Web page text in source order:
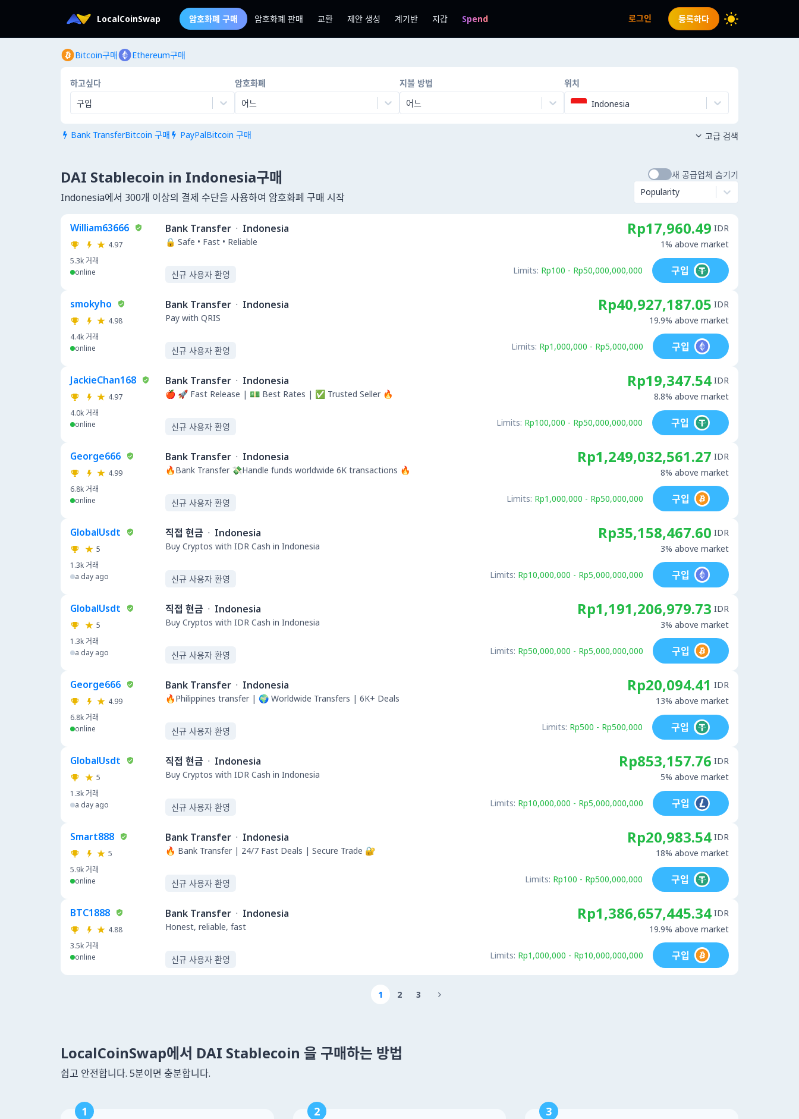
LocalCoinSwap 암호화폐 구매 암호화폐 판매 교환 제안 생성 계기반 지갑 Spend 로그인 등록하다
Bitcoin구매 Ethereum구매
하고싶다
구입
암호화폐
어느
지불 방법
어느
위치
Indonesia
 Bank TransferBitcoin 구매  PayPalBitcoin 구매  고급 검색
DAI Stablecoin in Indonesia구매
Indonesia에서 300개 이상의 결제 수단을 사용하여 암호화폐 구매 시작
새 공급업체 숨기기
Popularity
William63666
4.97
5.3k 거래
online
Bank Transfer · Indonesia
🔒 Safe • Fast • Reliable
신규 사용자 환영
Rp17,960.49 IDR
1% above market
Limits: Rp100 - Rp50,000,000,000 구입
smokyho
4.98
4.4k 거래
online
Bank Transfer · Indonesia
Pay with QRIS
신규 사용자 환영
Rp40,927,187.05 IDR
19.9% above market
Limits: Rp1,000,000 - Rp5,000,000 구입
JackieChan168
4.97
4.0k 거래
online
Bank Transfer · Indonesia
🍎 🚀 Fast Release | 💵 Best Rates | ✅ Trusted Seller 🔥
신규 사용자 환영
Rp19,347.54 IDR
8.8% above market
Limits: Rp100,000 - Rp50,000,000,000 구입
George666
4.99
6.8k 거래
online
Bank Transfer · Indonesia
🔥Bank Transfer 💸Handle funds worldwide 6K transactions 🔥
신규 사용자 환영
Rp1,249,032,561.27 IDR
8% above market
Limits: Rp1,000,000 - Rp50,000,000 구입
GlobalUsdt
5
1.3k 거래
a day ago
직접 현금 · Indonesia
Buy Cryptos with IDR Cash in Indonesia
신규 사용자 환영
Rp35,158,467.60 IDR
3% above market
Limits: Rp10,000,000 - Rp5,000,000,000 구입
GlobalUsdt
5
1.3k 거래
a day ago
직접 현금 · Indonesia
Buy Cryptos with IDR Cash in Indonesia
신규 사용자 환영
Rp1,191,206,979.73 IDR
3% above market
Limits: Rp50,000,000 - Rp5,000,000,000 구입
George666
4.99
6.8k 거래
online
Bank Transfer · Indonesia
🔥Philippines transfer | 🌍 Worldwide Transfers | 6K+ Deals
신규 사용자 환영
Rp20,094.41 IDR
13% above market
Limits: Rp500 - Rp500,000 구입
GlobalUsdt
5
1.3k 거래
a day ago
직접 현금 · Indonesia
Buy Cryptos with IDR Cash in Indonesia
신규 사용자 환영
Rp853,157.76 IDR
5% above market
Limits: Rp10,000,000 - Rp5,000,000,000 구입
Smart888
5
5.9k 거래
online
Bank Transfer · Indonesia
🔥 Bank Transfer | 24/7 Fast Deals | Secure Trade 🔐
신규 사용자 환영
Rp20,983.54 IDR
18% above market
Limits: Rp100 - Rp500,000,000 구입
BTC1888
4.88
3.5k 거래
online
Bank Transfer · Indonesia
Honest, reliable, fast
신규 사용자 환영
Rp1,386,657,445.34 IDR
19.9% above market
Limits: Rp1,000,000 - Rp10,000,000,000 구입
1 2 3 
LocalCoinSwap에서 DAI Stablecoin 을 구매하는 방법
쉽고 안전합니다. 5분이면 충분합니다.
1 2 3